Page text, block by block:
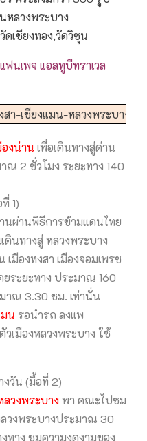
หลวงพระบาง
ดเชียงทอง,วัดวิชุน
แฟนเพจ แอลทูบีทราเวล
า-เชียงแมน-หลวงพระบาง
องน่าน เพื่อเดินทางสู่ด่าน
ณ 2 ชั่วโมง ระยะทาง 140
1)
นผ่านพิธีการข้ามแดนไทย
ดินทางสู่ หลวงพระบาง
เมืองหงสา เมืองจอมเพรช
ยระยะทาง ประมาณ 160
มาณ 3.30 ชม. เท่านั่น
มน รอนำรถ ลงแพ
เมืองหลวงพระบาง ใช้
วัน (มื้อที่ 2)
ลวงพระบางพา คณะไปชม
ลวงพระบางประมาณ 30
าง ชมความงดงามของ